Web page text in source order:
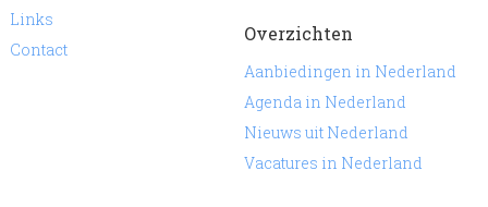
Links
Contact
Overzichten
Aanbiedingen in Nederland
Agenda in Nederland
Nieuws uit Nederland
Vacatures in Nederland